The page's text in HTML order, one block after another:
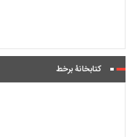
کتابخانۀ برخط